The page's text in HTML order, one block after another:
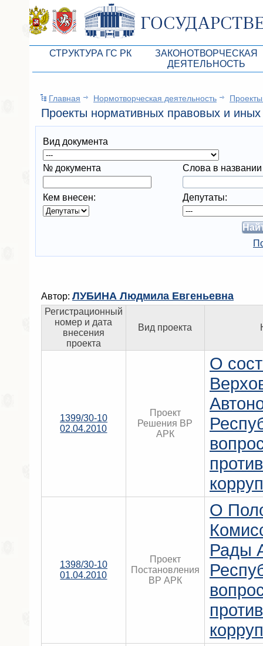
СТРУКТУРА ГС РК
Президиум ГС РК
Депутатский корпус
Комитеты ГС РК
Депутатские фракции ГС РК
Советники Председателя ГС РК
ЗАКОНОТВОРЧЕСКАЯ
ДЕЯТЕЛЬНОСТЬ
Бюджет Республики
Законы
Независимая
Информация
Схема
Статистика
Главная Нормотворческая деятельность
Проекты нормативных правовых и
Вид документа
№ документа Слова в названии
Кем внесен: Депутаты:
Автор: ЛУБИНА Людмила Евгеньевна
Регистрационный
номер и дата
внесения
проекта
Вид проекта
1399/30-10
02.04.2010
Проект
Решения ВР
АРК
О
1398/30-10
01.04.2010
Проект
Постановления
ВР АРК
О
Рады